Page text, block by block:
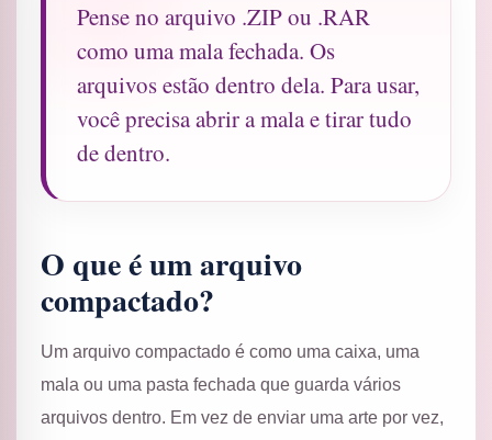
Pense no arquivo .ZIP ou .RAR
como uma mala fechada. Os
arquivos estão dentro dela. Para usar,
você precisa abrir a mala e tirar tudo
de dentro.
O que é um arquivo
compactado?
Um arquivo compactado é como uma caixa, uma
mala ou uma pasta fechada que guarda vários
arquivos dentro. Em vez de enviar uma arte por vez,